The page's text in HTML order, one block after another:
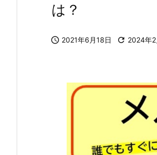
は？
 2021年6月18日  2024年